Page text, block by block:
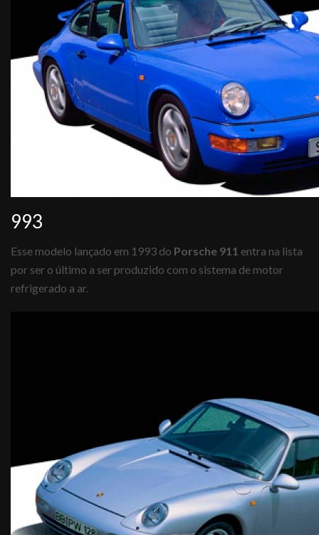
993
Esse modelo lançado em 1993 do Porsche 911 entra na lista
por ser o último a ser produzido com o sistema de motor
refrigerado a ar.